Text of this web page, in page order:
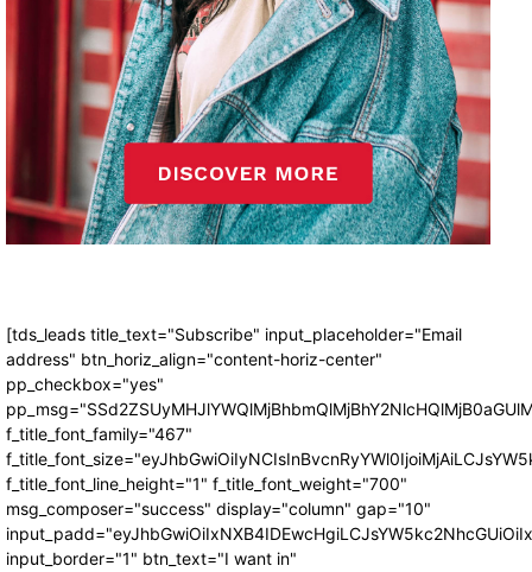
[tds_leads title_text="Subscribe" input_placeholder="Email
address" btn_horiz_align="content-horiz-center"
pp_checkbox="yes"
f_title_font_family="467"
f_title_font_line_height="1" f_title_font_weight="700"
msg_composer="success" display="column" gap="10"
input_border="1" btn_text="I want in"